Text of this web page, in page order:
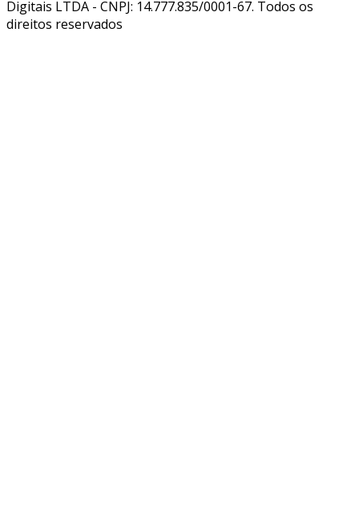
Digitais LTDA - CNPJ: 14.777.835/0001-67. Todos os
direitos reservados